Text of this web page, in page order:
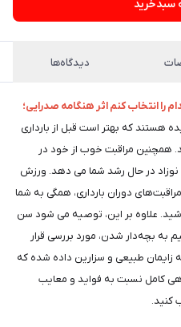
سبدخرید
دیدگاه‌ها
را انتخاب کنم اثر هنگامه صدرایی؛
هستند که بهتر است قبل از بارداری
همچنین مراقبت خوب از خود در
نوزاد در حال رشد شما می دهد. ورزش
دوران بارداری، همگی به شما
علاوه بر این، توصیه می شود سن
به بچه‌دار شدن، مورد بررسی قرار
زایمان طبیعی و سزارین داده شده که
کامل نسبت به فواید و معایب
کنید.